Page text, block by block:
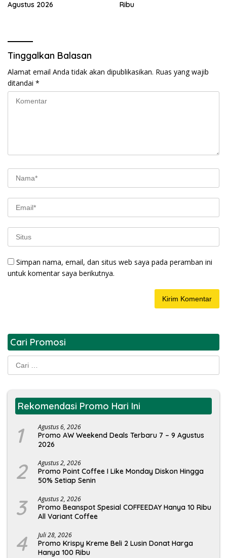
Agustus 2026
Ribu
Tinggalkan Balasan
Alamat email Anda tidak akan dipublikasikan. Ruas yang wajib
ditandai *
Simpan nama, email, dan situs web saya pada peramban ini
untuk komentar saya berikutnya.
Cari Promosi
Cari
untuk:
Rekomendasi Promo Hari Ini
1 Agustus 6, 2026
Promo AW Weekend Deals Terbaru 7 – 9 Agustus
2026
2 Agustus 2, 2026
Promo Point Coffee I Like Monday Diskon Hingga
50% Setiap Senin
3 Agustus 2, 2026
Promo Beanspot Spesial COFFEEDAY Hanya 10 Ribu
All Variant Coffee
4 Juli 28, 2026
Promo Krispy Kreme Beli 2 Lusin Donat Harga
Hanya 100 Ribu